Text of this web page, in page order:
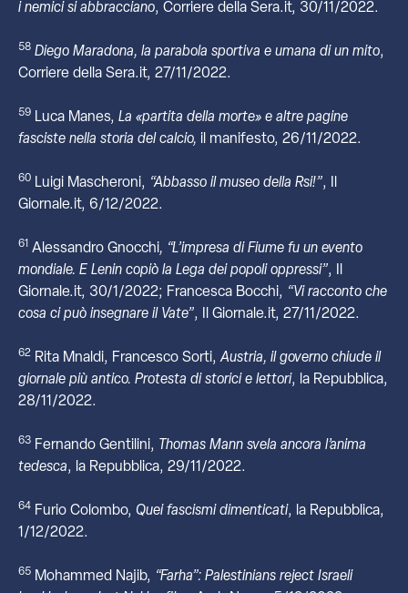
i nemici si abbracciano, Corriere della Sera.it, 30/11/2022.
58 Diego Maradona, la parabola sportiva e umana di un mito,
Corriere della Sera.it, 27/11/2022.
59 Luca Manes, La «partita della morte» e altre pagine
fasciste nella storia del calcio, il manifesto, 26/11/2022.
60 Luigi Mascheroni, “Abbasso il museo della Rsi!”, Il
Giornale.it, 6/12/2022.
61 Alessandro Gnocchi, “L’impresa di Fiume fu un evento
mondiale. E Lenin copiò la Lega dei popoli oppressi”, Il
Giornale.it, 30/1/2022; Francesca Bocchi, “Vi racconto che
cosa ci può insegnare il Vate”, Il Giornale.it, 27/11/2022.
62 Rita Mnaldi, Francesco Sorti,Austria, il governo chiude il
giornale più antico. Protesta di storici e lettori, la Repubblica,
28/11/2022.
63 Fernando Gentilini, Thomas Mann svela ancora l’anima
tedesca, la Repubblica, 29/11/2022.
64 Furio Colombo, Quei fascismi dimenticati, la Repubblica,
1/12/2022.
65 Mohammed Najib, “Farha”: Palestinians reject Israeli